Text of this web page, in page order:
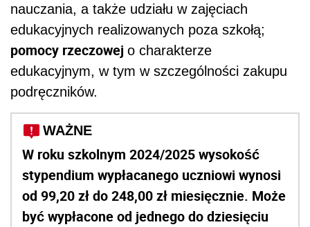
nauczania, a także udziału w zajęciach
edukacyjnych realizowanych poza szkołą;
pomocy rzeczowej o charakterze
edukacyjnym, w tym w szczególności zakupu
podręczników.
WAŻNE
W roku szkolnym 2024/2025 wysokość
stypendium wypłacanego uczniowi wynosi
od 99,20 zł do 248,00 zł miesięcznie. Może
być wypłacone od jednego do dziesięciu